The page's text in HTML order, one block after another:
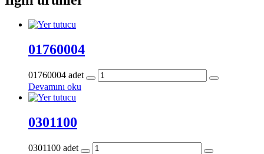
01760004
01760004 adet
Devamını oku
0301100
0301100 adet